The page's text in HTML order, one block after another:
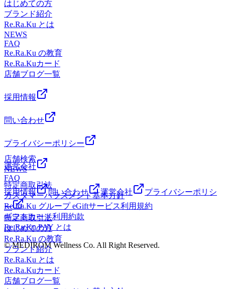
マクドナルドとセブンイレブンの奥にあります。 ●最寄り
駅 東京メトロ半蔵門線 水天宮前駅直結 東京メトロ日比
谷線 人形町駅より徒歩8分 東京メトロ東西線 茅場町駅
より徒歩8分 ●・○・●・○・●・○・● ・○・●・○・●・○ 水
天宮前T-CAT店の公式LINEアカウント↓ 友達追加登録で10
分無料特典プレゼント♪ LINE限定クーポンなど、お得な情
報を配信中です！ IDは ＠zms5982r です！ 登録お待ち
しております☆ ●・○・●・○・●・○・● ・○・●・○・●・○
あります。▽最寄り駅東京メトロ半蔵門線 水天宮前駅直結
東京メトロ日比谷線 人形町駅より徒歩8分東京メトロ東西
線 茅場町駅より徒歩8分 ●・○・●・○・●・○・● ・○・●・
○・●・○ 水天宮前T-CAT店の公式LINEアカウント↓友達追加
登録で10分無料特典プレゼント♪LINE限定クーポンなど、お
得な情報を配信中です！IDは ＠zms5982r です！登録お待
ちしております☆ ●・○・●・○・●・○・● ・○・●・○・●・
はじめての方
ブランド紹介
Re.Ra.Ku とは
NEWS
FAQ
Re.Ra.Ku の教育
Re.Ra.Kuカード
店舗ブログ一覧
採用情報
問い合わせ
プライバシーポリシー
運営会社
特定商取引法
カスタマーハラスメント基本方針
Re.Ra.Ku グループ eGiftサービス利用規約
ギフトカード利用約款
Re.Ra.Ku PAY とは
© MEDIROM Wellness Co. All Right Reserved.
店舗検索
NEWS
FAQ
採用情報
問い合わせ 運営会社
プライバシーポリシ
ー
特定商取引法
はじめての方
Re.Ra.Ku の教育
ブランド紹介
Re.Ra.Ku とは
Re.Ra.Kuカード
店舗ブログ一覧